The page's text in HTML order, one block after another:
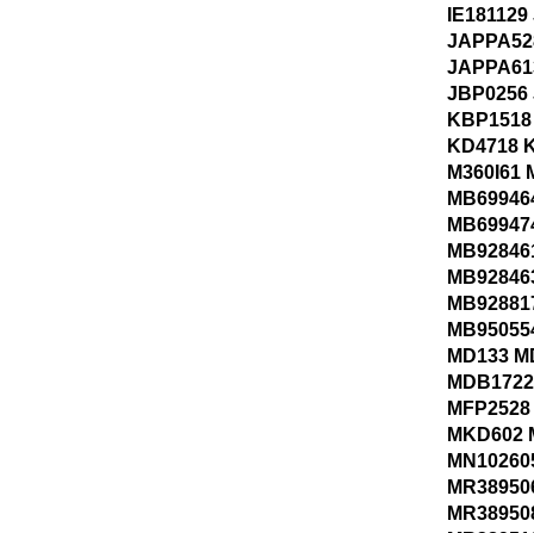
JBP0256
KD4718
M360I61
MD133
MKD602